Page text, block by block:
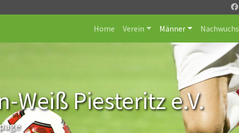
Home Verein Männer Nachwuchs
Weiß Piesteritz e.V.